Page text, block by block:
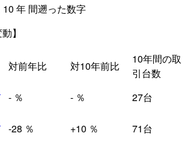
10 年 間遡った数字
】
対前年比 対10年前比
10年間の取
引台数
- ％ - ％
27台
-28 ％ +10 ％ 71台